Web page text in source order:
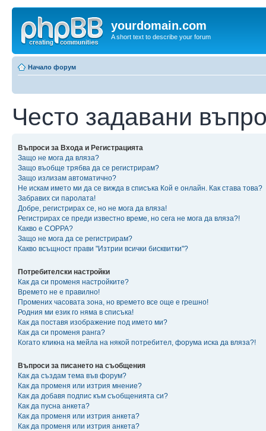
yourdomain.com
A short text to describe your forum
Начало форум
Често задавани
Въпроси за Входа и Регистрацията
Защо не мога да вляза?
Защо въобще трябва да се регистрирам?
Защо излизам автоматично?
Не искам името ми да се вижда в списъка Кой е онлайн. Как става това?
Забравих си паролата!
Добре, регистрирах се, но не мога да вляза!
Регистрирах се преди известно време, но сега не мога да вляза?!
Какво е COPPA?
Защо не мога да се регистрирам?
Какво всъщност прави "Изтрии всички бисквитки"?
Потребителски настройки
Как да си променя настройките?
Времето не е правилно!
Промених часовата зона, но времето все още е грешно!
Родния ми език го няма в списъка!
Как да поставя изображение под името ми?
Как да си променя ранга?
Когато кликна на мейла на някой потребител, форума иска да вляза?!
Въпроси за писането на съобщения
Как да създам тема във форум?
Как да променя или изтрия мнение?
Как да добавя подпис към съобщенията си?
Как да пусна анкета?
Как да променя или изтрия анкета?
Как да променя или изтрия анкета?